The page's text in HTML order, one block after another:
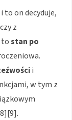
to on decyduje,
z
tostan po
i
w tym z